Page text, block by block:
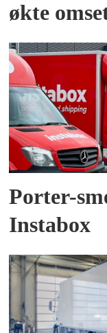
økte
Porter-
Instabox